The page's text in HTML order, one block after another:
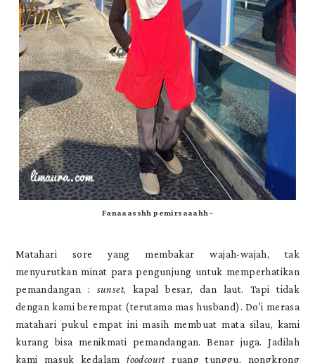
Fanaaasshh pemirsaaahh~
Matahari sore yang membakar wajah-wajah, tak
menyurutkan minat para pengunjung untuk memperhatikan
pemandangan : sunset, kapal besar, dan laut. Tapi tidak
dengan kami berempat (terutama mas husband). Do'i merasa
matahari pukul empat ini masih membuat mata silau, kami
kurang bisa menikmati pemandangan. Benar juga. Jadilah
kami masuk kedalamfoodcourtruang tunggu, nongkrong